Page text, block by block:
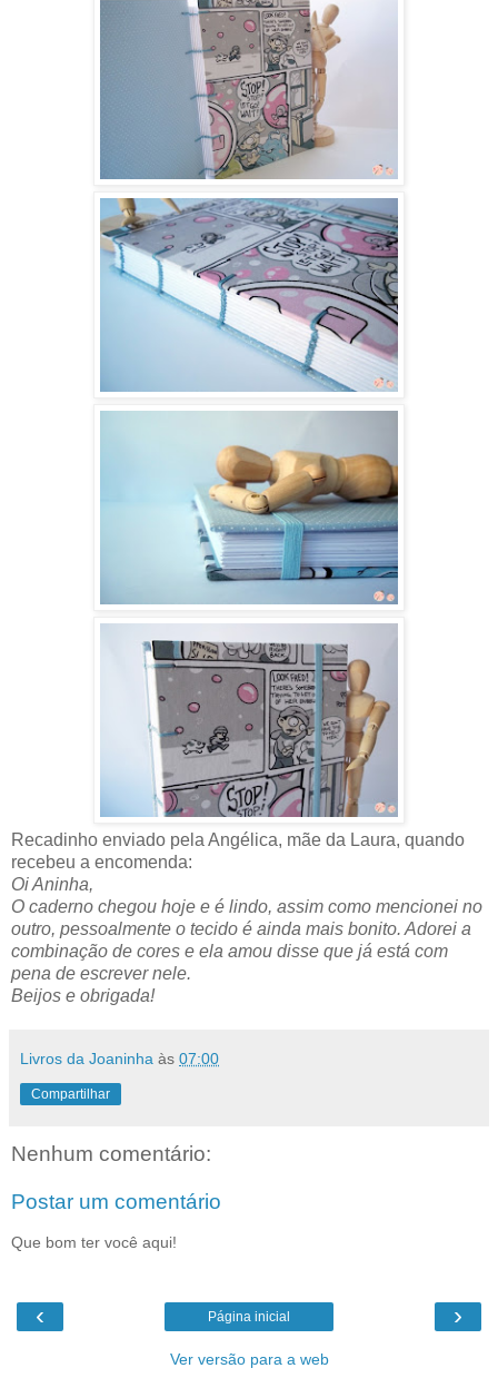
Recadinho enviado pela Angélica, mãe da Laura, quando
recebeu a encomenda:
Oi Aninha,
O caderno chegou hoje e é lindo, assim como mencionei no
outro, pessoalmente o tecido é ainda mais bonito. Adorei a
combinação de cores e ela amou disse que já está com
pena de escrever nele.
Beijos e obrigada!
Livros da Joaninha às 07:00
Compartilhar
Nenhum comentário:
Postar um comentário
Que bom ter você aqui!
‹ ›
Página inicial
Ver versão para a web